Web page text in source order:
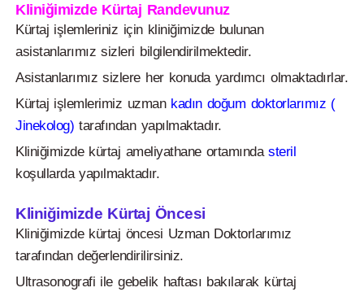
Kliniğimizde Kürtaj Randevunuz
Kürtaj işlemleriniz için kliniğimizde bulunan
asistanlarımız sizleri bilgilendirilmektedir.
Asistanlarımız sizlere her konuda yardımcı olmaktadırlar.
Kürtaj işlemlerimiz uzman kadın doğum doktorlarımız (
Jinekolog) tarafından yapılmaktadır.
Kliniğimizde kürtaj ameliyathane ortamındasteril
koşullarda yapılmaktadır.
Kliniğimizde Kürtaj Öncesi
Kliniğimizde kürtaj öncesi Uzman Doktorlarımız
tarafından değerlendirilirsiniz.
Ultrasonografi ile gebelik haftası bakılarak kürtaj